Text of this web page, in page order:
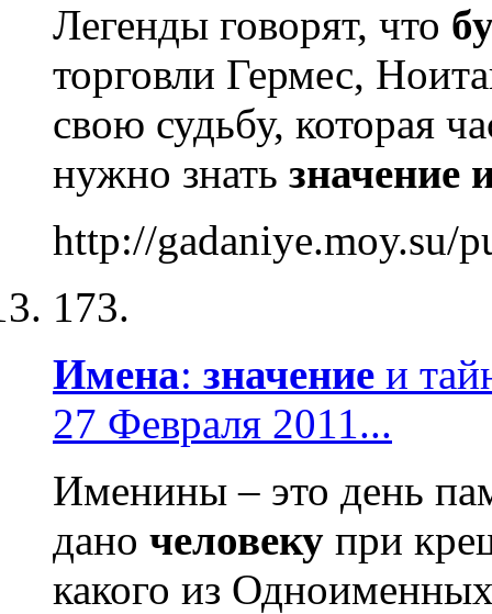
Легенды говорят, что
торговли Гермес,
свою судьбу, которая
нужно знать значение
http://gadaniye.moy.su/
173.
Имена: значение и
27 Февраля 2011...
Именины – это день
дано человеку при
какого из